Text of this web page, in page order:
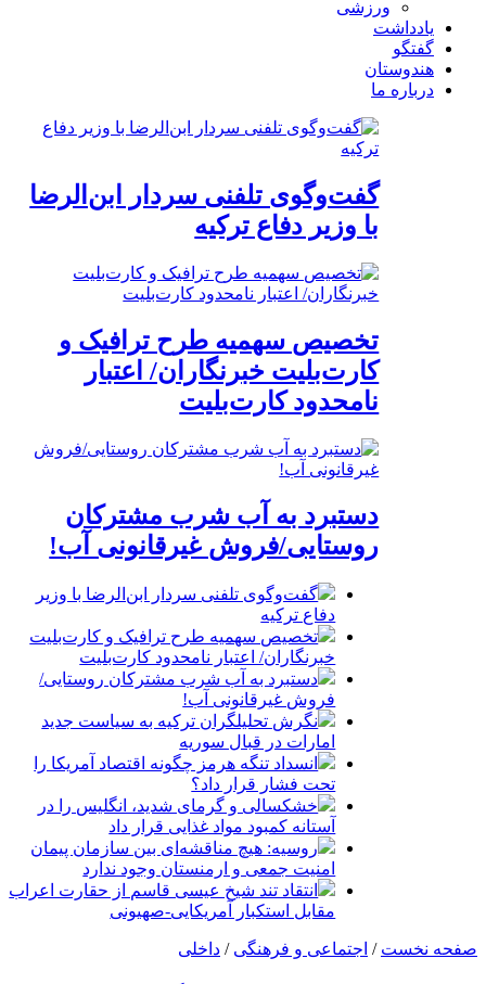
ورزشی
یادداشت
گفتگو
هندوستان
درباره ما
گفت‌وگوی تلفنی سردار ابن‌الرضا
با وزیر دفاع ترکیه
تخصیص سهمیه طرح ترافیک و
کارت‌بلیت خبرنگاران/ اعتبار
نامحدود کارت‌بلیت
دستبرد به آب شرب مشترکان
روستایی/فروش غیرقانونی آب!
گفت‌وگوی تلفنی سردار ابن‌الرضا با وزیر
دفاع ترکیه
تخصیص سهمیه طرح ترافیک و کارت‌بلیت
خبرنگاران/ اعتبار نامحدود کارت‌بلیت
دستبرد به آب شرب مشترکان روستایی/
فروش غیرقانونی آب!
نگرش تحلیلگران ترکیه به سیاست جدید
امارات در قبال سوریه
انسداد تنگه هرمز چگونه اقتصاد آمریکا را
تحت فشار قرار داد؟
خشکسالی و گرمای شدید، انگلیس را در
آستانه کمبود مواد غذایی قرار داد
روسیه: هیچ مناقشه‌ای بین سازمان پیمان
امنیت جمعی و ارمنستان وجود ندارد
انتقاد تند شیخ عیسی قاسم از حقارت اعراب
مقابل استکبار آمریکایی-صهیونی
صفحه نخست / اجتماعی و فرهنگی / داخلی